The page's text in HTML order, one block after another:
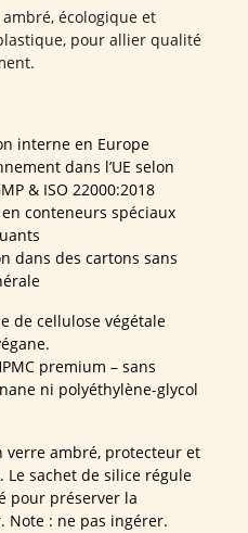
écologique et
pour allier qualité
interne en Europe
dans l’UE selon
& ISO 22000:2018
en conteneurs spéciaux
dans des cartons sans
de cellulose végétale
premium – sans
ni polyéthylène-glycol
verre ambré, protecteur et
Le sachet de silice régule
pour préserver la
Note : ne pas ingérer.